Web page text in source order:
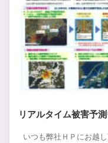
リアルタイム被害予
いつも弊社ＨＰにお越